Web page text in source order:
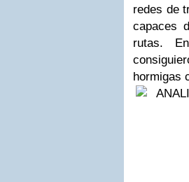
redes de
capaces
rutas.
hormigas